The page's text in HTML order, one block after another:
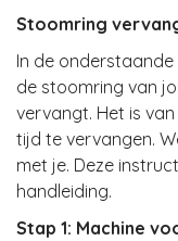
Stoomring
In de
de stoomring van
vervangt. Het is
tijd te vervangen.
met je. Deze
handleiding.
Stap 1: Machine